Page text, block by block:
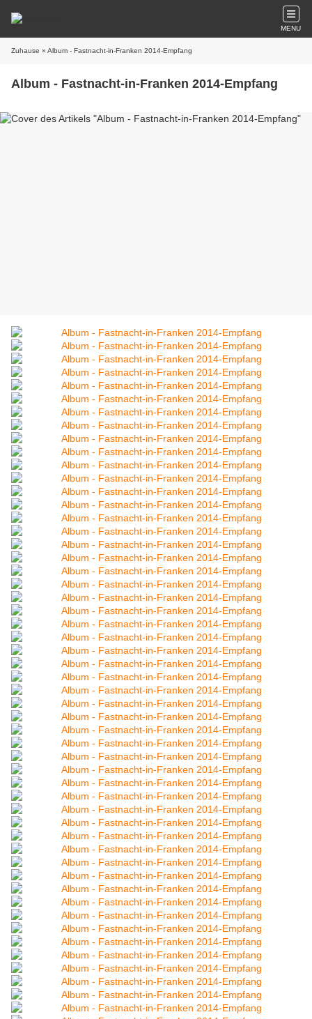
MENU
Zuhause » Album - Fastnacht-in-Franken 2014-Empfang
Album - Fastnacht-in-Franken 2014-Empfang